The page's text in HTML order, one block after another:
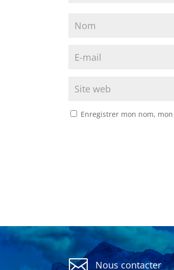
Enregistrer mon nom,
 Nous contacter